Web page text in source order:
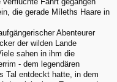
die gerade Míleths Haare in
Abenteurer
der wilden Lande
sahen in ihm die
- dem legendären
Tal entdeckt hatte, in dem